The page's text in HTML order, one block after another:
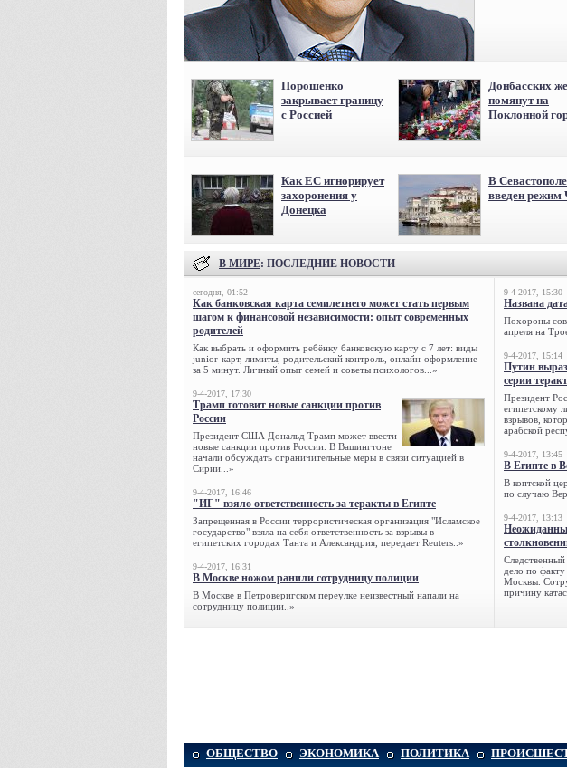
Порошенко
закрывает границу
с Россией
Донбасских
помянут на
Поклонной
Как ЕС игнорирует
захоронения у
Донецка
В Севастополе
введен
В МИРЕ: ПОСЛЕДНИЕ НОВОСТИ
сегодня, 01:52
Как банковская карта семилетнего может стать первым
шагом к финансовой независимости: опыт современных
родителей
Как выбрать и оформить ребёнку банковскую карту с 7 лет: виды
junior-карт, лимиты, родительский контроль, онлайн-оформление
за 5 минут. Личный опыт семей и советы психологов...»
9-4-2017, 17:30
Трамп готовит новые санкции против
России
Президент США Дональд Трамп может ввести
новые санкции против России. В Вашингтоне
начали обсуждать ограничительные меры в связи ситуацией в
Сирии...»
9-4-2017, 16:46
"ИГ" взяло ответственность за теракты в Египте
Запрещенная в России террористическая организация "Исламское
государство" взяла на себя ответственность за взрывы в
египетских городах Танта и Александрия, передает Reuters..»
9-4-2017, 16:31
В Москве ножом ранили сотрудницу полиции
В Москве в Петроверигском переулке неизвестный напали на
сотрудницу полиции..»
9-4-2017, 15:30
Названа
Похороны
апреля на
9-4-2017, 15:14
Путин
серии
Президент
египетскому
взрывов,
арабской
9-4-2017, 13:45
В Египте в
В коптской
по случаю
9-4-2017, 13:13
Следственный
дело по факту
Москвы.
причину
ОБЩЕСТВО ЭКОНОМИКА ПОЛИТИКА